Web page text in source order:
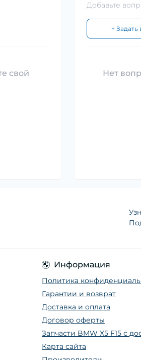
свой
Добавьте
+ Задать
Нет
Информация
Политика
Гарантии и возврат
Доставка и оплата
Договор оферты
Запчасти BMW X5 F15 с
Карта сайта